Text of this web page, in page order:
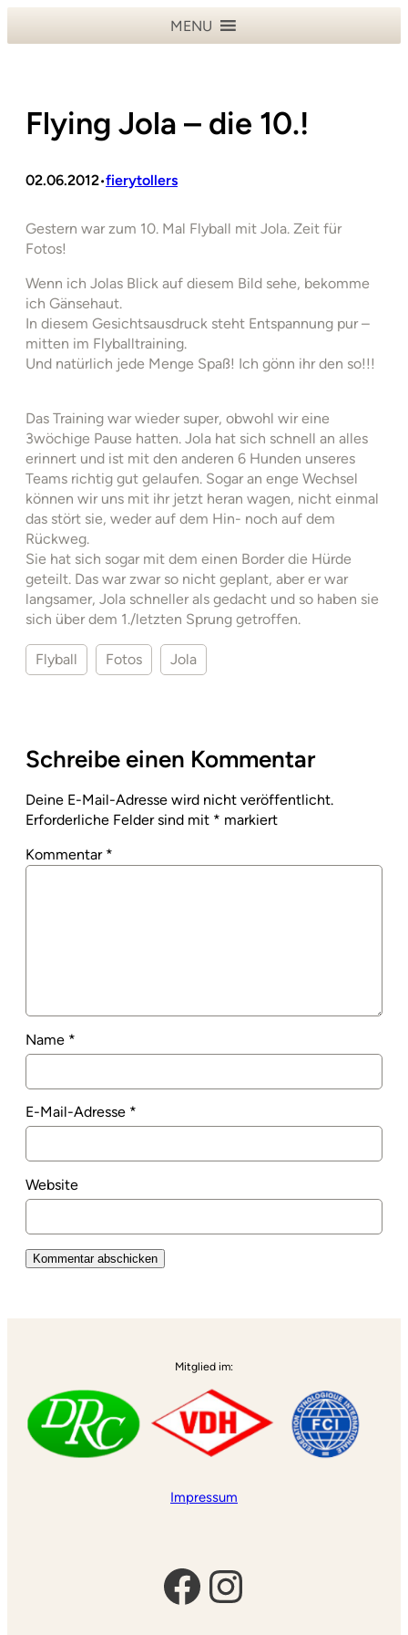
MENU
Flying Jola – die 10.!
02.06.2012•fierytollers
Gestern war zum 10. Mal Flyball mit Jola. Zeit für
Fotos!
Wenn ich Jolas Blick auf diesem Bild sehe, bekomme
ich Gänsehaut.
In diesem Gesichtsausdruck steht Entspannung pur –
mitten im Flyballtraining.
Und natürlich jede Menge Spaß! Ich gönn ihr den so!!!
Das Training war wieder super, obwohl wir eine
3wöchige Pause hatten. Jola hat sich schnell an alles
erinnert und ist mit den anderen 6 Hunden unseres
Teams richtig gut gelaufen. Sogar an enge Wechsel
können wir uns mit ihr jetzt heran wagen, nicht einmal
das stört sie, weder auf dem Hin- noch auf dem
Rückweg.
Sie hat sich sogar mit dem einen Border die Hürde
geteilt. Das war zwar so nicht geplant, aber er war
langsamer, Jola schneller als gedacht und so haben sie
sich über dem 1./letzten Sprung getroffen.
Flyball Fotos Jola
Schreibe einen Kommentar
Deine E-Mail-Adresse wird nicht veröffentlicht.
Erforderliche Felder sind mit * markiert
Kommentar *
Name *
E-Mail-Adresse *
Website
Mitglied im:
Impressum
Facebook Instagram